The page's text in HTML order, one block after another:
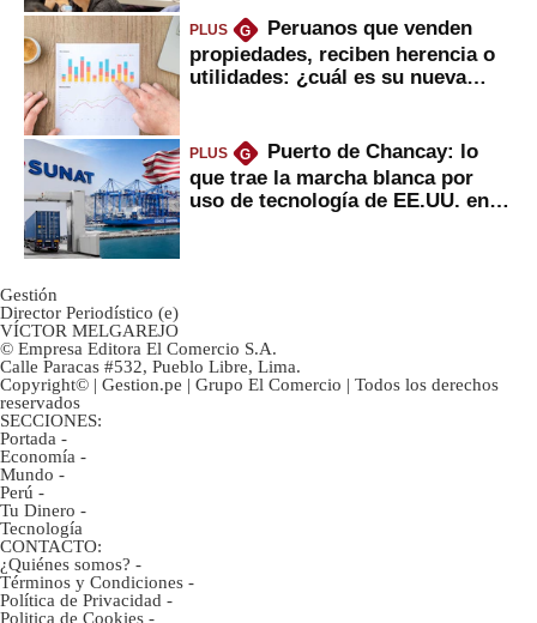
PLUS G
Peruanos que venden
propiedades, reciben herencia o
utilidades: ¿cuál es su nueva
PLUS G
Puerto de Chancay: lo
que trae la marcha blanca por
uso de tecnología de EE.UU. en
Gestión
Director Periodístico (e)
VÍCTOR MELGAREJO
© Empresa Editora El Comercio S.A.
Calle Paracas #532, Pueblo Libre, Lima.
Copyright© | Gestion.pe | Grupo El Comercio | Todos los derechos
reservados
SECCIONES:
Portada -
Economía -
Mundo -
Perú -
Tu Dinero -
Tecnología
CONTACTO:
¿Quiénes somos? -
Términos y Condiciones -
Política de Privacidad -
Politica de Cookies -